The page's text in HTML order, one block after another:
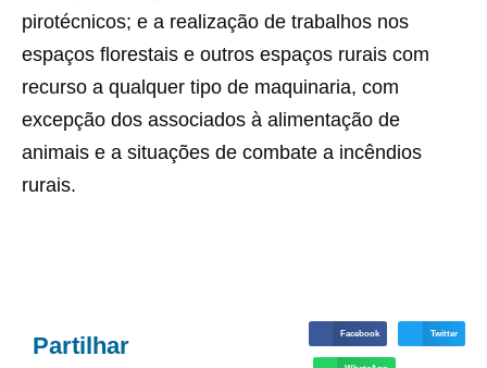
pirotécnicos; e a realização de trabalhos nos
espaços florestais e outros espaços rurais com
recurso a qualquer tipo de maquinaria, com
excepção dos associados à alimentação de
animais e a situações de combate a incêndios
rurais.
Partilhar Facebook Twitter